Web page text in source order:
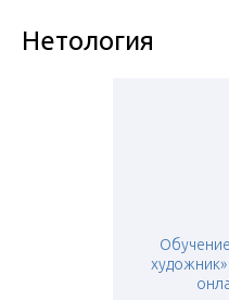
Нетология
художник»